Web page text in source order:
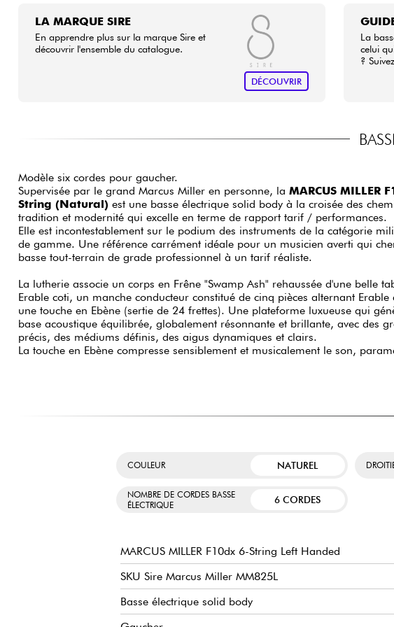
LA MARQUE SIRE
En apprendre plus sur la marque Sire et
découvrir l'ensemble du catalogue.
DÉCOUVRIR
La
celui
?
Modèle six cordes pour gaucher.
Supervisée par le grand Marcus Miller en personne, la MARCUS MILLER
String (Natural) est une basse électrique solid body à la croisée des
tradition et modernité qui excelle en terme de rapport tarif / performances.
Elle est incontestablement sur le podium des instruments de la catégorie
de gamme. Une référence carrément idéale pour un musicien averti qui
basse tout-terrain de grade professionnel à un tarif réaliste.
La lutherie associe un corps en Frêne "Swamp Ash" rehaussée d'une belle
Erable coti, un manche conducteur constitué de cinq pièces alternant Erable
une touche en Ebène (sertie de 24 frettes). Une plateforme luxueuse qui génère une
base acoustique équilibrée, globalement résonnante et brillante, avec des
précis, des médiums définis, des aigus dynamiques et clairs.
La touche en Ebène compresse sensiblement et musicalement le son,
COULEUR NATUREL
NOMBRE DE CORDES BASSE
ÉLECTRIQUE
6 CORDES
MARCUS MILLER F10dx 6-String Left Handed
SKU Sire Marcus Miller MM825L
Basse électrique solid body